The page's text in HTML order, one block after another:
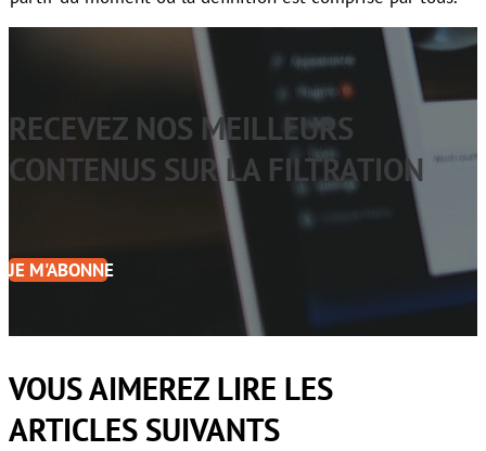
RECEVEZ NOS MEILLEURS
CONTENUS SUR LA FILTRATION
JE M'ABONNE
VOUS AIMEREZ LIRE LES
ARTICLES SUIVANTS